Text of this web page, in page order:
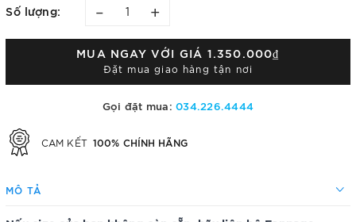
Số lượng: – +
MUA NGAY VỚI GIÁ 1.350.000₫
Đặt mua giao hàng tận nơi
Gọi đặt mua:034.226.4444
CAM KẾT 100% CHÍNH HÃNG
MÔ TẢ